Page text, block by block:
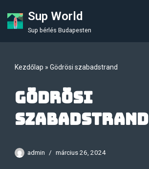
Skip
Sup World
Sup bérlés Budapesten
Kezdőlap » Gödrösi szabadstrand
Gödrösi
szabadstrand
admin március 26, 2024